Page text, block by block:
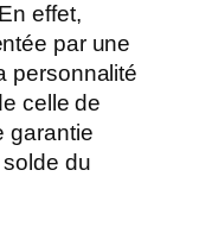
effet,
par une
personnalité
celle de
garantie
du